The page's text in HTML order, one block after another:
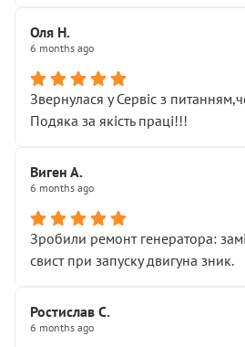
Оля Н.
6 months ago
Звернулася у Сервіс з
Подяка за якість праці!!!
Виген А.
6 months ago
Зробили ремонт генератора:
свист при запуску двигуна зник.
Ростислав С.
6 months ago